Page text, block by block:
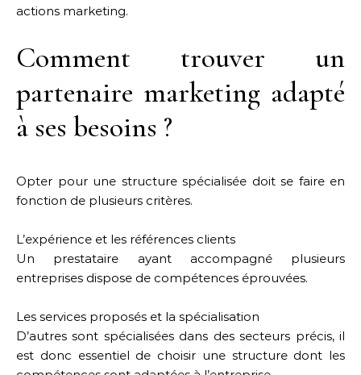
actions marketing.
Comment trouver un
partenaire marketing adapté
à ses besoins ?
Opter pour une structure spécialisée doit se faire en
fonction de plusieurs critères.
L’expérience et les références clients
Un prestataire ayant accompagné plusieurs
entreprises dispose de compétences éprouvées.
Les services proposés et la spécialisation
D’autres sont spécialisées dans des secteurs précis, il
est donc essentiel de choisir une structure dont les